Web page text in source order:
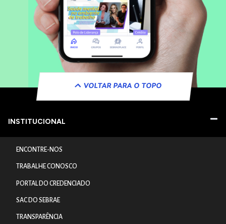
VOLTAR PARA O TOPO
INSTITUCIONAL
ENCONTRE-NOS
TRABALHE CONOSCO
PORTAL DO CREDENCIADO
SAC DO SEBRAE
TRANSPARÊNCIA